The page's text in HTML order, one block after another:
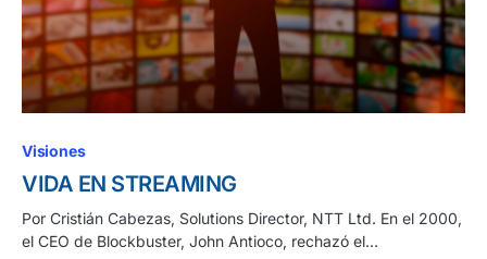
Visiones
VIDA EN STREAMING
Por Cristián Cabezas, Solutions Director, NTT Ltd. En el 2000,
el CEO de Blockbuster, John Antioco, rechazó el…